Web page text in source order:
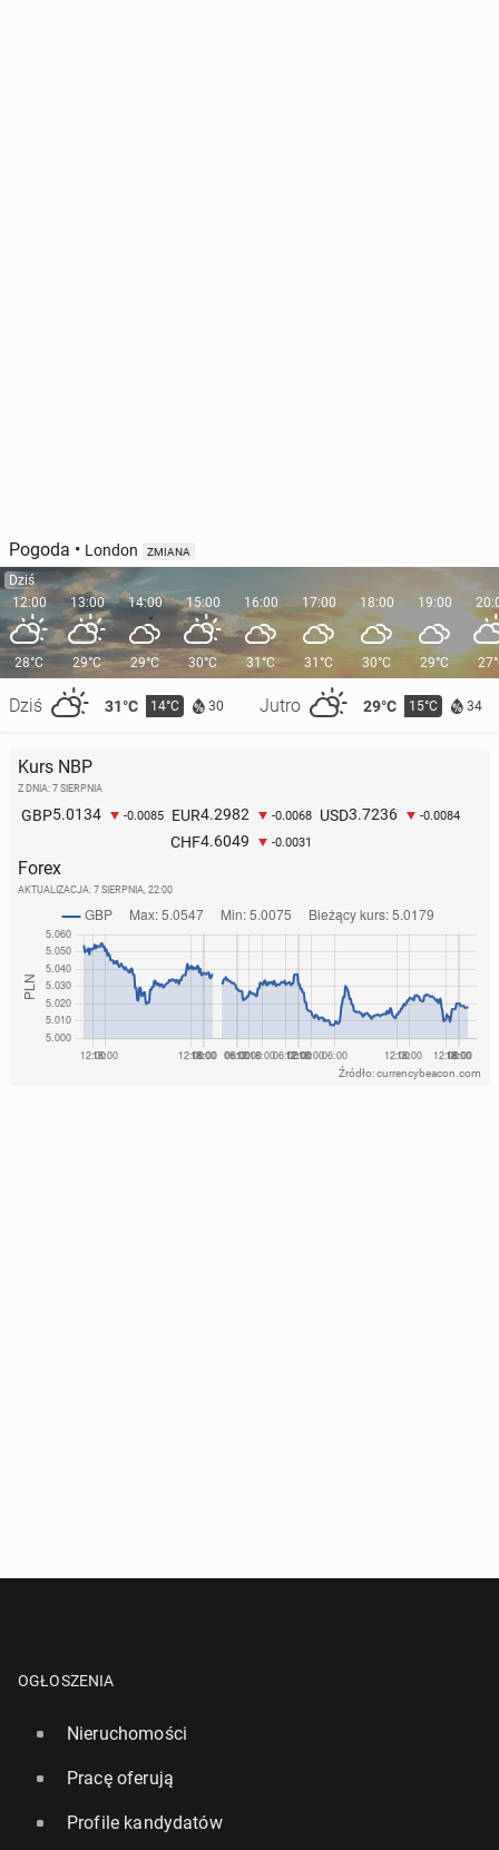
Pogoda • London ZMIANA
Dziś
12:00
28°C
Dziś 31°C 14°C 30 Jutro 29°C 15°C 34
13:00
29°C
14:00
29°C
15:00
30°C
16:00
31°C
17:00
31°C
18:00
30°C
19:00
29°C
Kurs NBP
Z DNIA: 7 SIERPNIA
GBP5.0134 -0.0085 EUR4.2982 -0.0068 USD3.7236 -0.0084
CHF4.6049 -0.0031
Forex
AKTUALIZACJA: 7 SIERPNIA, 22:00
Źródło: currencybeacon.com
OGŁOSZENIA
Nieruchomości
Pracę oferują
Profile kandydatów